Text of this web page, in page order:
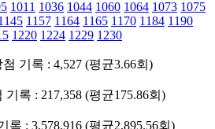
1011 1036 1044 1060 1064 1073 1075
1157 1164 1165 1170 1184 1190
1220 1224 1229 1230
기록 : 4,527 (평균3.66회)
록 : 217,358 (평균175.86회)
: 3,578,916 (평균2,895.56회)